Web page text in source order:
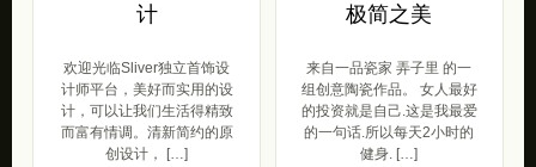
计
欢迎光临Sliver独立首饰设
计师平台，美好而实用的设
计，可以让我们生活得精致
而富有情调。清新简约的原
创设计， […]
极简之美
来自一品瓷家 弄子里 的一
组创意陶瓷作品。 女人最好
的投资就是自己.这是我最爱
的一句话.所以每天2小时的
健身. […]